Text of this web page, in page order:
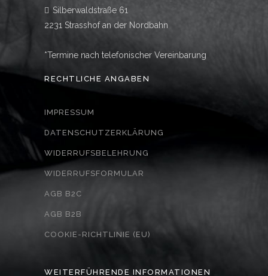
Silberwaldstraße 61
2231 Strasshof an der Nordbahn
*Termine nach telefonischer Vereinbarung
RECHTLICHE ANGABEN
IMPRESSUM
DATENSCHUTZERKLÄRUNG
WIDERRUFSBELEHRUNG
WIDERRUFSFORMULAR
AGB B2C
AGB B2B
COOKIE-RICHTLINIE (EU)
WEITERFÜHRENDE INFORMATIONEN